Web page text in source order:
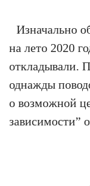
Изначально
на лето 2020
откладывали.
однажды
о возможной
зависимости”